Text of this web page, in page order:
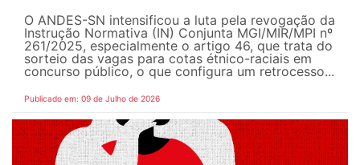
O ANDES-SN intensificou a luta pela revogação da
Instrução Normativa (IN) Conjunta MGI/MIR/MPI nº
261/2025, especialmente o artigo 46, que trata do
sorteio das vagas para cotas étnico-raciais em
concurso público, o que configura um retrocesso...
Publicado em: 09 de Julho de 2026